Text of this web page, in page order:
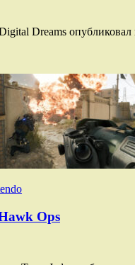
Dreams
Ops